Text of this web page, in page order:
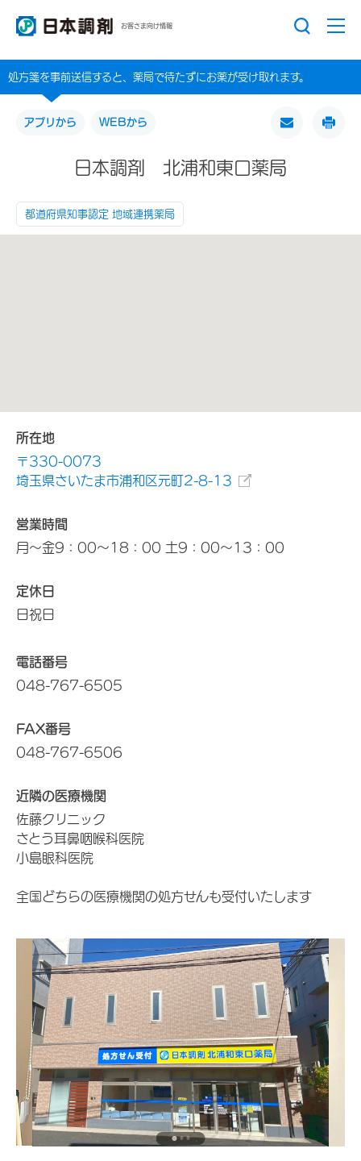
お客さま向け情報
処方箋を事前送信すると、薬局で待たずにお薬が受け取れます。
アプリから WEBから
日本調剤 北浦和東口薬局
都道府県知事認定 地域連携薬局
所在地
〒330-0073
埼玉県さいたま市浦和区元町2-8-13
営業時間
月～金9：00～18：00 土9：00～13：00
定休日
日祝日
電話番号
048-767-6505
FAX番号
048-767-6506
近隣の医療機関
佐藤クリニック
さとう耳鼻咽喉科医院
小島眼科医院
全国どちらの医療機関の処方せんも受付いたします